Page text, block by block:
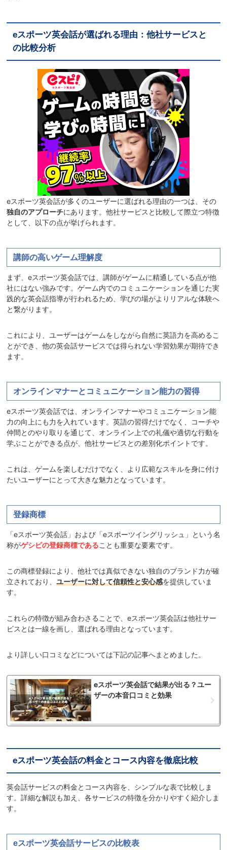
eスポーツ英会話が選ばれる理由：他社サービスと
の比較分析
eスポーツ英会話が多くのユーザーに選ばれる理由の一つは、その
独自のアプローチにあります。他社サービスと比較して際立つ特徴
として、以下の点が挙げられます。
講師の高いゲーム理解度
まず、eスポーツ英会話では、講師がゲームに精通している点が他
社にはない強みです。ゲーム内でのコミュニケーションを通じた実
践的な英会話指導が行われるため、学びの場がよりリアルな体験へ
と繋がります。
これにより、ユーザーはゲームをしながら自然に英語力を高めるこ
とができ、他の英会話サービスでは得られない学習効果が期待でき
ます。
オンラインマナーとコミュニケーション能力の習得
eスポーツ英会話では、オンラインマナーやコミュニケーション能
力の向上にも力を入れています。英語の習得だけでなく、コーチや
仲間とのやり取りを通じて、オンライン上での礼儀や適切な行動を
学ぶことができる点が、他社サービスとの差別化ポイントです。
これは、ゲームを楽しむだけでなく、より広範なスキルを身に付け
たいユーザーにとって大きな魅力となっています。
登録商標
「eスポーツ英会話」および「eスポーツイングリッシュ」という名
称がゲシピの登録商標であることも重要な要素です。
この商標登録により、他社では真似できない独自のブランド力が確
立されており、 ユーザーに対して信頼性と安心感を提供していま
す。
これらの特徴が組み合わさることで、eスポーツ英会話は他社サー
ビスとは一線を画し、選ばれる理由となっています。
より詳しい口コミなどについては下記の記事へまとめました。
eスポーツ英会話で結果が出る？ユー
ザーの本音口コミと効果
eスポーツ英会話の料金とコース内容を徹底比較
英会話サービスの料金とコース内容を、シンプルな表で比較しま
す。詳細な解説も加え、各サービスの特徴を分かりやすく紹介しま
す。
eスポーツ英会話サービスの比較表